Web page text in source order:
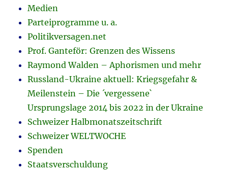
Medien
Parteiprogramme u. a.
Politikversagen.net
Prof. Ganteför: Grenzen des Wissens
Raymond Walden – Aphorismen und mehr
Russland-Ukraine aktuell: Kriegsgefahr &
Meilenstein – Die ´vergessene`
Ursprungslage 2014 bis 2022 in der Ukraine
Schweizer Halbmonatszeitschrift
Schweizer WELTWOCHE
Spenden
Staatsverschuldung